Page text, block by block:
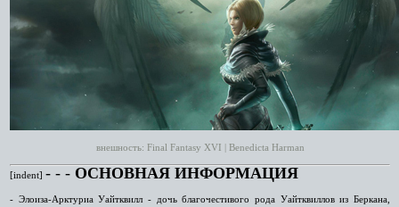
внешность: Final Fantasy XVI | Benedicta Harman
[indent] ‑ ‑ ‑ ОСНОВНАЯ ИНФОРМАЦИЯ
- Элоиза-Арктуриа Уайтквилл - дочь благочестивого рода Уайтквиллов из Беркана,